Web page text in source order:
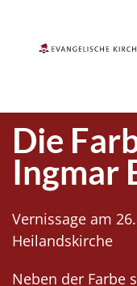
Die
Ingmar
Vernissage am
Heilandskirche
Neben der Farbe